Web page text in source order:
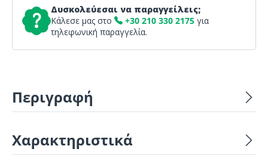
Δυσκολεύεσαι να παραγγείλεις;
Κάλεσε μας στο
+30 210 330 2175 για
τηλεφωνική παραγγελία.
Περιγραφή
Χαρακτηριστικά